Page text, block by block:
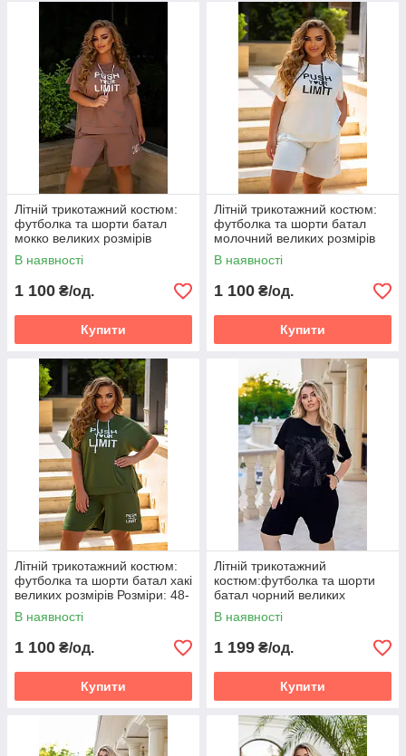
Літній трикотажний костюм:
футболка та шорти батал
мокко великих розмірів
Розміри: 48-50, 52-54, 56-58
В наявності
1 100 ₴/од.
Купити
Літній трикотажний костюм:
футболка та шорти батал
молочний великих розмірів
Розміри: 48-50, 52-54, 56-58
В наявності
1 100 ₴/од.
Купити
Літній трикотажний костюм:
футболка та шорти батал хакі
великих розмірів Розміри: 48-
50, 52-54, 56-58
В наявності
1 100 ₴/од.
Купити
Літній трикотажний
костюм:футболка та шорти
батал чорний великих
розмірів, Розміри: 52-54, 56-
58, 60-62
В наявності
1 199 ₴/од.
Купити